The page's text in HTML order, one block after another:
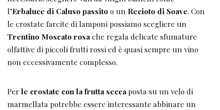
l’Erbaluce di Caluso passitoo un Recioto di Soave. Con
le crostate farcite di lamponi possiamo scegliere un
Trentino Moscato rosache regala delicate sfumature
olfattive di piccoli frutti rossi ed è quasi sempre un vino
non eccessivamente complesso.
Per le crostate con lafrutta seccaposta su un velo di
marmellata potrebbe essere interessante abbinare un